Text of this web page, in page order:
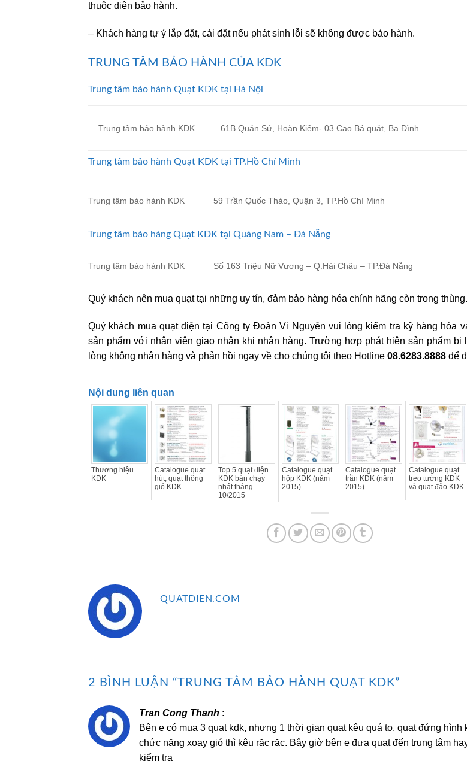
thuộc diện bảo hành.
– Khách hàng tự ý lắp đặt, cài đặt nếu phát sinh lỗi sẽ không được bảo hành.
TRUNG TÂM BẢO HÀNH CỦA KDK
Trung tâm bảo hành Quạt KDK tại Hà Nội
Trung tâm bảo hành KDK – 61B Quán Sứ, Hoàn Kiếm- 03 Cao Bá quát, Ba Đình
Trung tâm bảo hành Quạt KDK tại TP.Hồ Chí Minh
Trung tâm bảo hành KDK 59 Trần Quốc Thảo, Quận 3, TP.Hồ Chí Minh
Trung tâm bảo hàng Quạt KDK tại Quảng Nam – Đà Nẵng
Trung tâm bảo hành KDK Số 163 Triệu Nữ Vương – Q.Hải Châu – TP.Đà Nẵng
Quý khách nên mua quạt tại những uy tín, đảm bảo hàng hóa chính hãng còn trong thùng.
Quý khách mua quạt điện tại Công ty Đoàn Vi Nguyên vui lòng kiểm tra kỹ hàng hóa
sản phẩm với nhân viên giao nhận khi nhận hàng. Trường hợp phát hiện sản phẩm bị
lòng không nhận hàng và phản hồi ngay về cho chúng tôi theo Hotline 08.6283.8888 để
Nội dung liên quan
Thương hiệu
KDK
Catalogue quạt
hút, quạt thông
gió KDK
Top 5 quạt điện
KDK bán chạy
nhất tháng
10/2015
Catalogue quạt
hộp KDK (năm
2015)
Catalogue quạt
trần KDK (năm
2015)
Catalogue quạt
treo tường KDK
và quạt đảo KDK
QUATDIEN.COM
2 BÌNH LUẬN “TRUNG TÂM BẢO HÀNH QUẠT KDK”
Tran Cong Thanh :
Bên e có mua 3 quạt kdk, nhưng 1 thời gian quạt kêu quá to, quạt đứng hình
chức năng xoay gió thì kêu rặc rặc. Bây giờ bên e đưa quạt đến trung tâm
kiểm tra